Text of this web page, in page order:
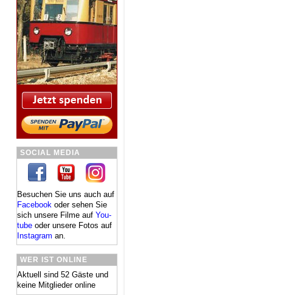
SOCIAL MEDIA
Besuchen Sie uns auch auf
Facebook oder se­hen Sie
sich un­se­re Fil­me auf You­
tube oder un­se­re Fo­tos auf
In­sta­gram an.
WER IST ONLINE
Aktuell sind 52 Gäste und
keine Mitglieder online